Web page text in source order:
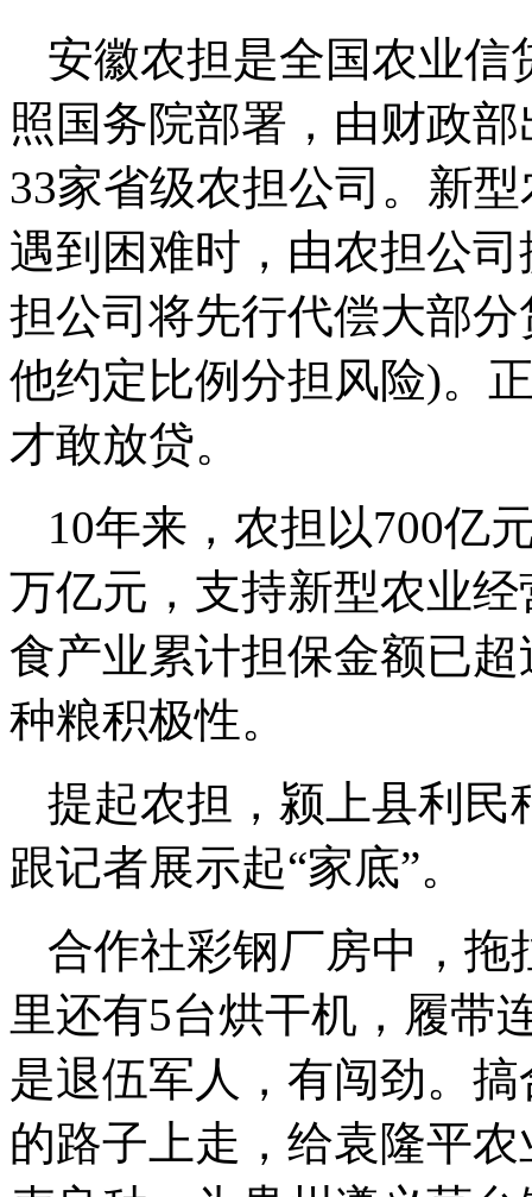
安徽农担是全国农业信
照国务院部署，由财政
33家省级农担公司。新
遇到困难时，由农担公
担公司将先行代偿大部
他约定比例分担风险)。
才敢放贷。
10年来，农担以700亿
万亿元，支持新型农业
食产业累计担保金额已
种粮积极性。
提起农担，颍上县利民
跟记者展示起“家底”。
合作社彩钢厂房中，拖
里还有5台烘干机，履带
是退伍军人，有闯劲。
的路子上走，给袁隆平